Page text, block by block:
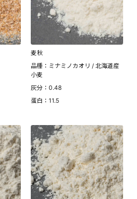
麦秋
品種：ミナミノカオリ / 北海道産
小麦
灰分：0.48
蛋白：11.5